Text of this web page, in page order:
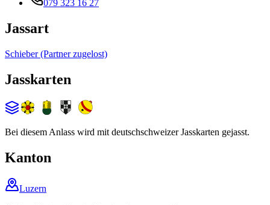
079 323 16 27
Jassart
Schieber (Partner zugelost)
Jasskarten
Bei diesem Anlass wird mit deutschschweizer Jasskarten gejasst.
Kanton
Luzern